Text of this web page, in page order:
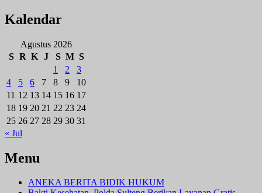
Kalendar
Agustus 2026
S R K J S M S
1
2
3
4
5 6 7 8 9
10
11 12 13 14 15 16 17
18 19 20 21 22 23 24
25 26 27 28 29 30 31
« Jul
Menu
ANEKA BERITA BIDIK HUKUM